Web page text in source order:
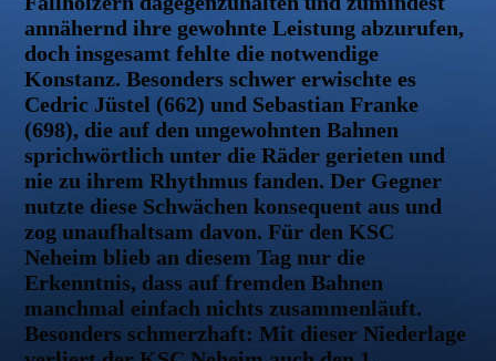
annähernd ihre gewohnte Leistung abzurufen,
doch insgesamt fehlte die notwendige
Konstanz. Besonders schwer erwischte es
Cedric Jüstel (662) und Sebastian Franke
(698), die auf den ungewohnten Bahnen
sprichwörtlich unter die Räder gerieten und
nie zu ihrem Rhythmus fanden. Der Gegner
nutzte diese Schwächen konsequent aus und
zog unaufhaltsam davon. Für den KSC
Neheim blieb an diesem Tag nur die
Erkenntnis, dass auf fremden Bahnen
manchmal einfach nichts zusammenläuft.
Besonders schmerzhaft: Mit dieser Niederlage